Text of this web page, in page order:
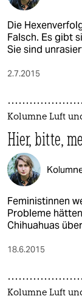
Die
Falsch. Es gibt
Sie sind
2.7.2015
Kolumne Luft
Hier, bitte,
Feministinnen
Probleme
Chihuahuas
18.6.2015
Kolumne Luft